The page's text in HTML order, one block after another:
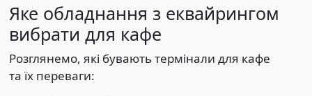
Яке обладнання з еквайрингом
вибрати для кафе
Розглянемо, які бувають термінали для кафе
та їх переваги: